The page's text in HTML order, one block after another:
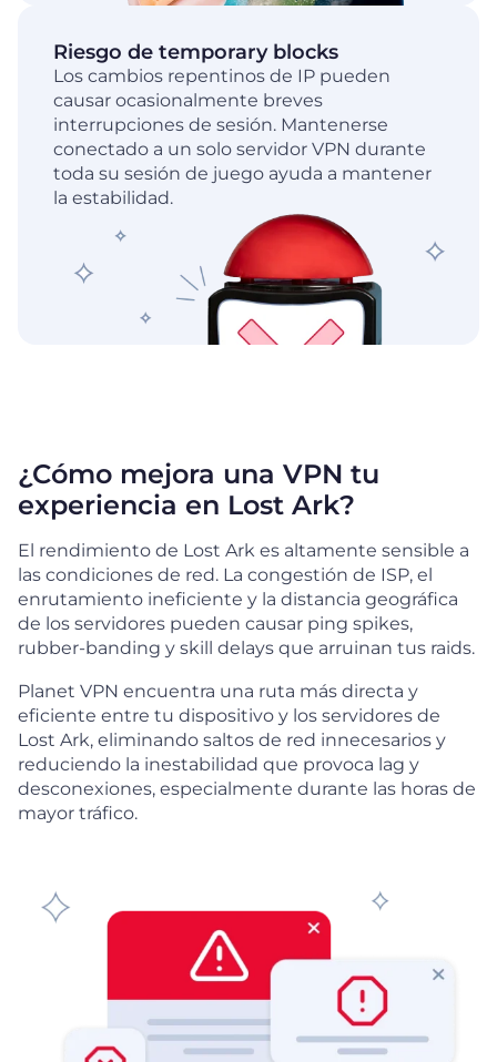
Riesgo de temporary blocks
Los cambios repentinos de IP pueden
causar ocasionalmente breves
interrupciones de sesión. Mantenerse
conectado a un solo servidor VPN durante
toda su sesión de juego ayuda a mantener
la estabilidad.
¿Cómo mejora una VPN tu
experiencia en Lost Ark?
El rendimiento de Lost Ark es altamente sensible a
las condiciones de red. La congestión de ISP, el
enrutamiento ineficiente y la distancia geográfica
de los servidores pueden causar ping spikes,
rubber-banding y skill delays que arruinan tus raids.
Planet VPN encuentra una ruta más directa y
eficiente entre tu dispositivo y los servidores de
Lost Ark, eliminando saltos de red innecesarios y
reduciendo la inestabilidad que provoca lag y
desconexiones, especialmente durante las horas de
mayor tráfico.